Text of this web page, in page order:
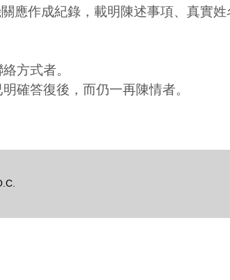
應作成紀錄，載明陳述事項、真實
方式者。
確答復後，而仍一再陳情者。